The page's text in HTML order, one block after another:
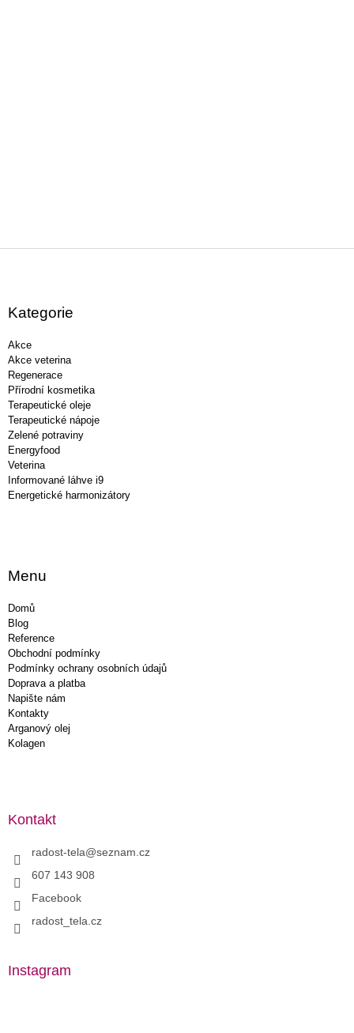
Kategorie
Akce
Akce veterina
Regenerace
Přírodní kosmetika
Terapeutické oleje
Terapeutické nápoje
Zelené potraviny
Energyfood
Veterina
Informované láhve i9
Energetické harmonizátory
Menu
Domů
Blog
Reference
Obchodní podmínky
Podmínky ochrany osobních údajů
Doprava a platba
Napište nám
Kontakty
Arganový olej
Kolagen
Kontakt
radost-tela@seznam.cz
607 143 908
Facebook
radost_tela.cz
Instagram